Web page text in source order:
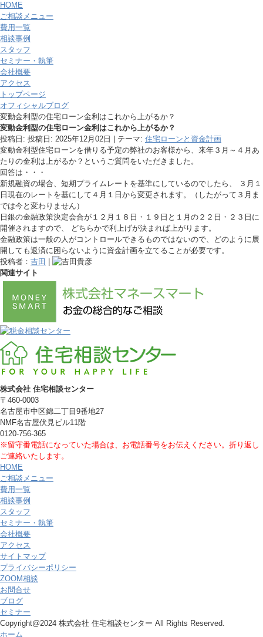
HOME
ご相談メニュー
費用一覧
相談事例
スタッフ
セミナー・執筆
会社概要
アクセス
トップページ
オフィシャルブログ
変動金利型の住宅ローン金利はこれから上がるか？
変動金利型の住宅ローン金利はこれから上がるか？
投稿日: 投稿日: 2025年12月02日 | テーマ: 住宅ローンと資金計画
変動金利型住宅ローンを借りる予定の弊社のお客様から、来年３月～４月あ
たりの金利は上がるか？というご質問をいただきました。
回答は・・・
新規融資の場合、短期プライムレートを基準にしているのでしたら、 ３月１
日現在のレートを基にして４月１日から変更されます。（したがって３月ま
では今と変わりません）
日銀の金融政策決定会合が１２月１８日・１９日と１月の２２日・２３日に
開催されますので、 どちらかで利上げが決まれば上がります。
金融政策は一般の人がコントロールできるものではないので、どのように展
開しても返済に困らないように資金計画を立てることが必要です。
投稿者： 吉田
関連サイト
株式会社 住宅相談センター
〒460-0003
名古屋市中区錦二丁目9番地27
NMF名古屋伏見ビル11階
0120-756-365
※留守番電話になっていた場合は、お電話番号をお伝えください。折り返し
ご連絡いたします。
HOME
ご相談メニュー
費用一覧
相談事例
スタッフ
セミナー・執筆
会社概要
アクセス
サイトマップ
プライバシーポリシー
ZOOM相談
お問合せ
ブログ
セミナー
Copyright@2024 株式会社 住宅相談センター All Rights Reserved.
ホーム